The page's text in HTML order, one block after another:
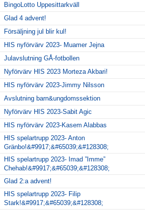
BingoLotto Uppesittarkväll
Glad 4 advent!
Försäljning jul blir kul!
HIS nyförvärv 2023- Muamer Jejna
Julavslutning GÅ-fotbollen
Nyförvärv HIS 2023 Morteza Akbari!
HIS nyförvärv 2023-Jimmy Nilsson
Avslutning barn&ungdomssektion
Nyförvärv HIS 2023-Sabit Agic
HIS nyförvärv 2023-Kasem Alabbas
HIS spelartrupp 2023- Anton
Gränbo!&#9917;&#65039;&#128308;
HIS spelartrupp 2023- Imad ”Imme”
Chehab!&#9917;&#65039;&#128308;
Glad 2:a advent!
HIS spelartrupp 2023- Filip
Stark!&#9917;&#65039;&#128308;